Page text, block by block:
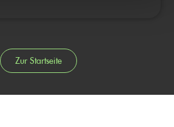
Zur Startseite